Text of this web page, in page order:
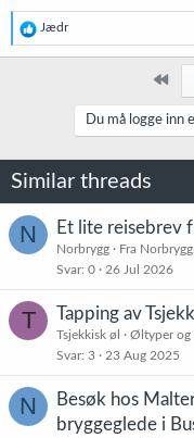
R
e
a
r
Jædr
Du må logge inn
Similar threads
N Et lite reisebrev
Norbrygg
Fra
Svar 0 26 Jul 2026
T Tapping av
Tsjekkisk øl
Øltyper og
Svar 3 23 Aug 2025
N
Besøk hos
bryggeglede i